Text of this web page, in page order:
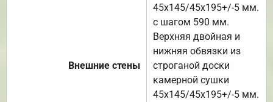
Внешние стены
45х145/45х195+/-5 мм.
с шагом 590 мм.
Верхняя двойная и
нижняя обвязки из
строганой доски
камерной сушки
45х145/45х195+/-5 мм.